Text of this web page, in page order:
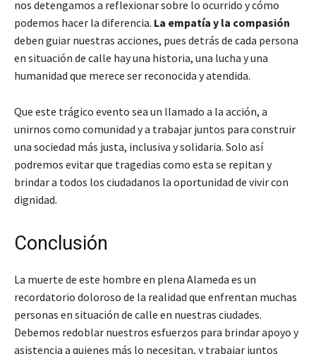
nos detengamos a reflexionar sobre lo ocurrido y cómo
podemos hacer la diferencia. La empatía y la compasión
deben guiar nuestras acciones, pues detrás de cada persona
en situación de calle hay una historia, una lucha y una
humanidad que merece ser reconocida y atendida.
Que este trágico evento sea un llamado a la acción, a
unirnos como comunidad y a trabajar juntos para construir
una sociedad más justa, inclusiva y solidaria. Solo así
podremos evitar que tragedias como esta se repitan y
brindar a todos los ciudadanos la oportunidad de vivir con
dignidad.
Conclusión
La muerte de este hombre en plena Alameda es un
recordatorio doloroso de la realidad que enfrentan muchas
personas en situación de calle en nuestras ciudades.
Debemos redoblar nuestros esfuerzos para brindar apoyo y
asistencia a quienes más lo necesitan, y trabajar juntos